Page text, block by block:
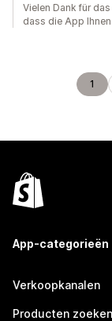
Vielen Dank für
dass die App
1
App-categorieën
Verkoopkanalen
Producten zoeken